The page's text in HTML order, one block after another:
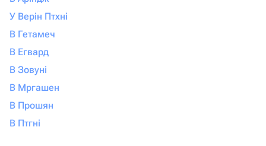
У Верін Птхні
В Гетамеч
В Егвард
В Зовуні
В Мргашен
В Прошян
В Птгні